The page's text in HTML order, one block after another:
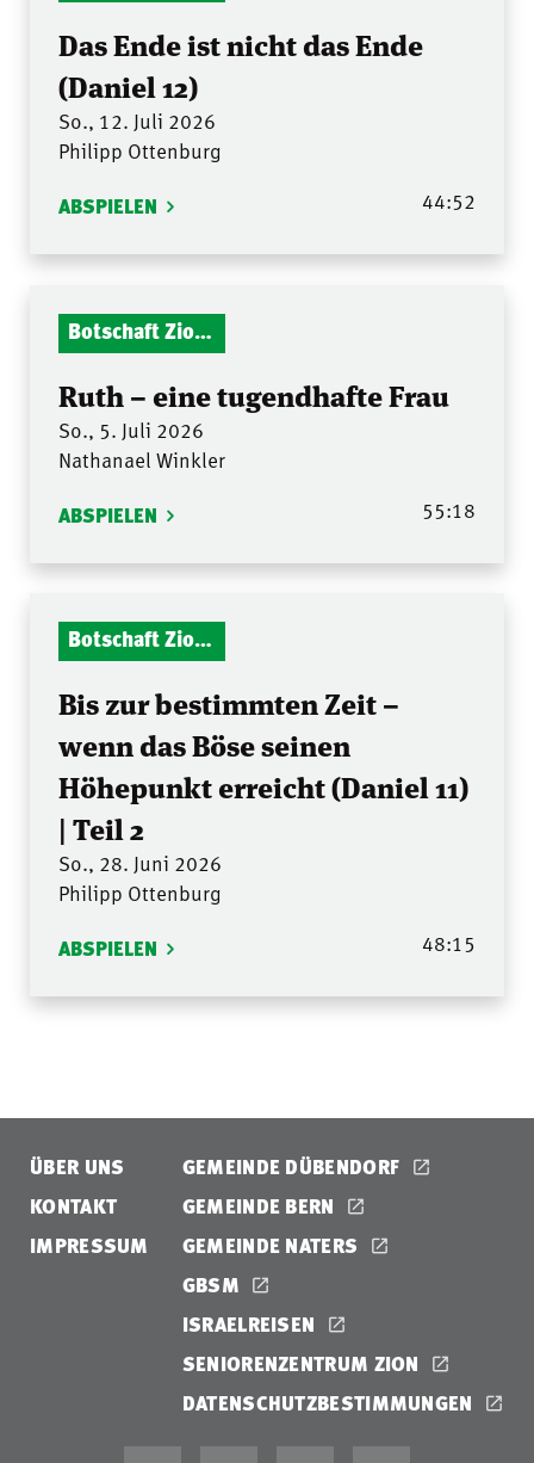
Das Ende ist nicht das Ende
(Daniel 12)
So., 12. Juli 2026
Philipp Ottenburg
ABSPIELEN 44:52
Botschaft Zionshalle
Ruth – eine tugendhafte Frau
So., 5. Juli 2026
Nathanael Winkler
ABSPIELEN 55:18
Botschaft Zionshalle
Bis zur bestimmten Zeit –
wenn das Böse seinen
Höhepunkt erreicht (Daniel 11)
| Teil 2
So., 28. Juni 2026
Philipp Ottenburg
ABSPIELEN 48:15
ÜBER UNS
KONTAKT
IMPRESSUM
GEMEINDE DÜBENDORF
GEMEINDE BERN
GEMEINDE NATERS
GBSM
ISRAELREISEN
SENIORENZENTRUM ZION
DATENSCHUTZBESTIMMUNGEN